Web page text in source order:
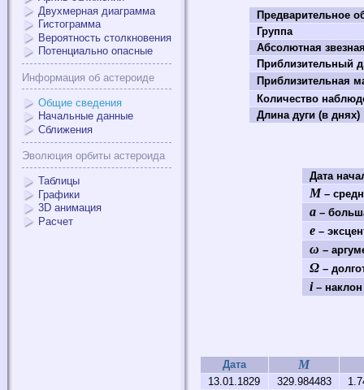
Двухмерная диаграмма
Гистограмма
Вероятность столкновения
Потенциально опасные
Информация об астероиде
Общие сведения
Начальные данные
Сближения
Эволюция орбиты астероида
Таблицы
Графики
3D анимация
Расчет
Предварительное
Группа
Абсолютная
Приблизительный
Приблизительная
Количество
Длина дуги (в днях)
Дата
M –
a–
e–
ω –
Ω–
i– наклон
Дата M
13.01.1829 329.984483